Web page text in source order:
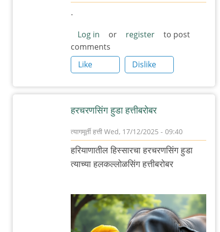
In
हरचरणसिंग
हुडा
by
त्यागमूर्ती
.
Log in or register
to post
comments
Like
Dislike
हरचरणसिंग हुडा हत्तीबरोबर
त्यागमूर्ती हत्ती Wed, 17/12/2025 - 09:40
In
reply
हुडा
by
त्यागमूर्ती
हरियाणातील हिस्सारचा हरचरणसिंग हुडा
त्याच्या हलकल्लोळसिंग हत्तीबरोबर